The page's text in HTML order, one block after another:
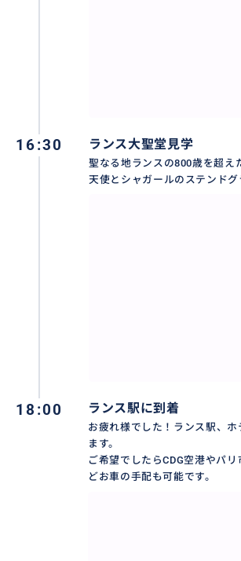
16:30 ランス大聖堂見学
聖なる地ランスの800歳を超え
天使とシャガールのステンドグ
18:00 ランス駅に到着
お疲れ様でした！ランス駅、ホ
ます。
ご希望でしたらCDG空港やパ
どお車の手配も可能です。